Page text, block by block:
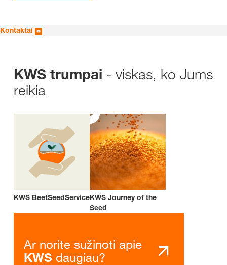
Kontaktai
KWS trumpai - viskas, ko Jums
reikia
KWS BeetSeedServiceKWS Journey of the
Seed
Ar norite sužinoti apie
KWS daugiau?